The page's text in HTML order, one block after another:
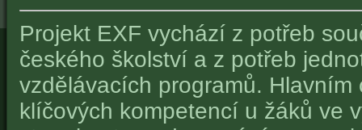
Projekt EXF vychází z potřeb
českého školství a z potřeb
vzdělávacích programů.
klíčových kompetencí u žáků ve